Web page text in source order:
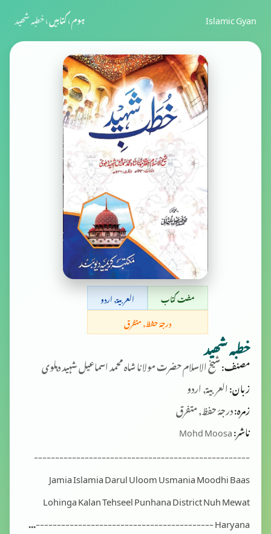
Islamic Gyan ہوم›کتابیں›خطبہ شھید
مفت کتاب
العربية, اردو
درجۂ حفظ, متفرق
خطبہ شھید
مصنف:شیخ الاسلام حضرت مولانا شاہ محمد اسماعیل شہید دہلوی
زبان:العربية, اردو
زمرہ:درجۂ حفظ, متفرق
ناشر:
---------------------------------------------------
Jamia Islamia Darul Uloom Usmania Moodhi Baas
Lohinga Kalan Tehseel Punhana District Nuh Mewat
Haryana ------------------------------------------...